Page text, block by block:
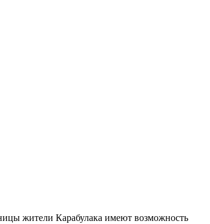
жители Карабулака имеют возможность